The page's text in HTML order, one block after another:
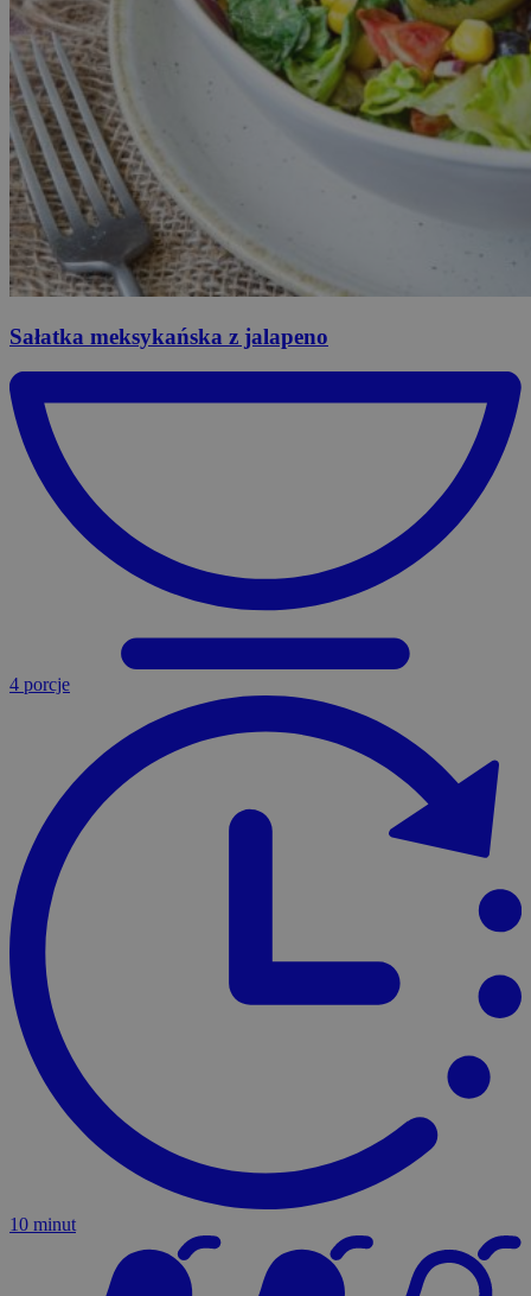
Sałatka meksykańska z jalapeno
4 porcje
10 minut